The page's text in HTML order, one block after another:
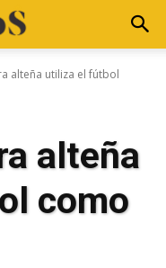
alteña utiliza el fútbol
alteña
como